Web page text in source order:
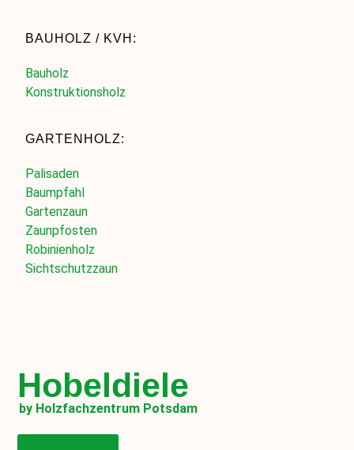
BAUHOLZ / KVH:
Bauholz
Konstruktionsholz
GARTENHOLZ:
Palisaden
Baumpfahl
Gartenzaun
Zaunpfosten
Robinienholz
Sichtschutzzaun
Hobeldiele
by Holzfachzentrum Potsdam